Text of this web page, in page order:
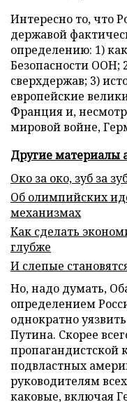
Интересно то, что
державой
определению: 1)
Безопасности ООН;
сверхдержав; 3)
европейские
Франция и,
мировой войне,
Другие материалы
Око за око, зуб за
Об олимпийских
механизмах
Как сделать
глубже
И слепые
Но, надо думать,
определением
однократно
Путина. Скорее
подвластных
руководителям
каковые, включая